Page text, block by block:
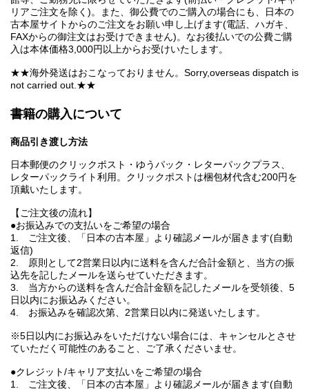
リアご注文を除く)。また、御公費でのご購入の場合にも、日本の
古本屋サイトからのご注文をお願い申し上げます(電話、ハガキ、
FAXからの御注文はお受けできません)。なお後払いでの公費ご購
入は本体価格3,000円以上からお受けいたします。
★★海外発送はおこなっておりません。Sorry,overseas dispatch is
not carried out.★★
書籍の購入について
商品引き渡し方法
日本郵便のクリックポスト・ゆうパック・レターパックプラス、
レターパックライト利用。クリックポストは梱包材代含む200円を
頂戴いたします。
【ご注文後の流れ】
●お振込みでの支払いをご希望の場合
1. ご注文後、「日本の古本屋」より確認メールが届きます(自動
返信)
2. 原則として2営業日以内に送料を含んだ合計金額と、当方の振
込先を記したメールを送らせていただきます。
3. 当方からの送料を含んだ合計金額を記したメールを受領後、5
日以内にお振込みください。
4. お振込みを確認次第、2営業日以内に発送いたします。
※5日以内にお振込みをいただけない場合には、キャンセルとさせ
ていただく可能性のあること、ご了承くださいませ。
●クレジット/キャリア支払いをご希望の場合
1. ご注文後、「日本の古本屋」より確認メールが届きます(自動